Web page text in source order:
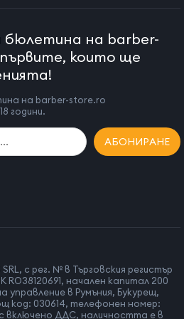
уреда във вода или други
съответствие с инструкциите
употреба. Не я използвайте,
или ако е била изпусната.
уреда, когато не го
го почиствате.
каквито и да било
на работа.
уреда се свържете с вашия
за използване от деца.
да изстине, преди да го
бюлетина на barber-
които ще
на barber-store.ro
години.
АБОНИРАНЕ
SRL, с рег. № в Търговския регистър
RO38120691, начален капитал 200
управление в Румъния, Букурещ,
код: 030614, телефонен номер:
включено ДДС, наличността е в